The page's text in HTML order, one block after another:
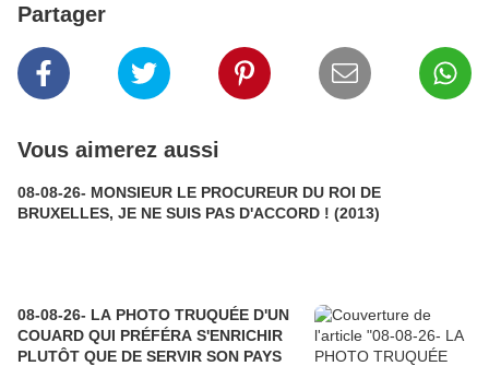
Partager
Vous aimerez aussi
08-08-26- MONSIEUR LE PROCUREUR DU ROI DE
BRUXELLES, JE NE SUIS PAS D'ACCORD ! (2013)
08-08-26- LA PHOTO TRUQUÉE D'UN
COUARD QUI PRÉFÉRA S'ENRICHIR
PLUTÔT QUE DE SERVIR SON PAYS